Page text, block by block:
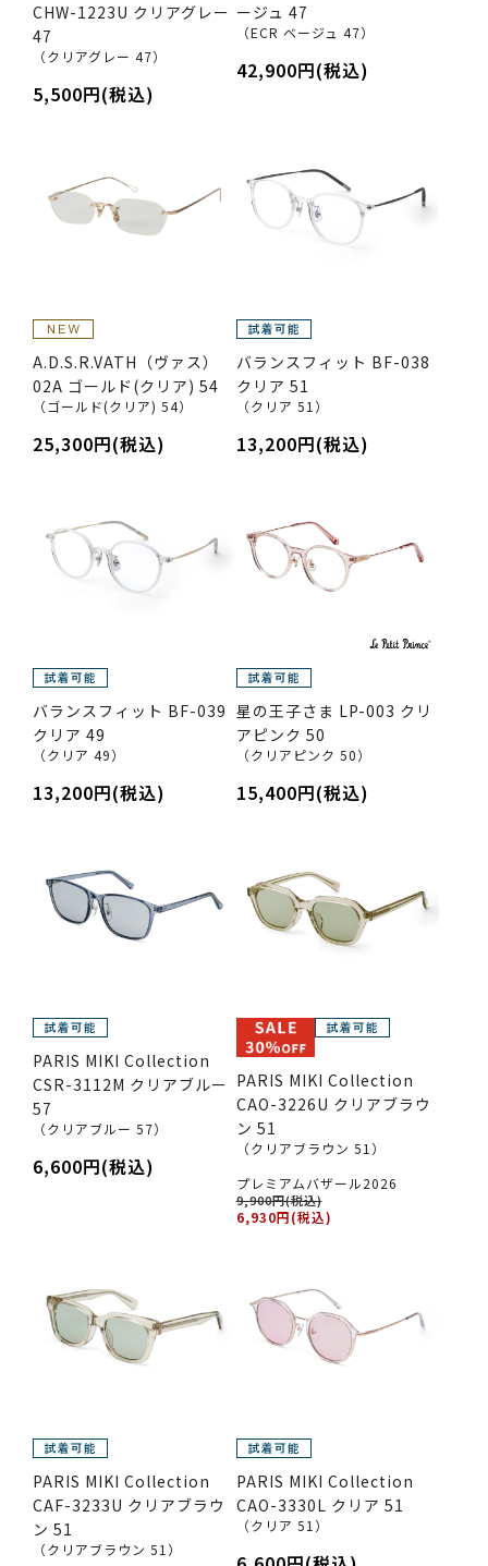
CHW-1223U クリアグレー
47
（クリアグレー 47）
5,500円(税込)
ージュ 47
（ECR ベージュ 47）
42,900円(税込)
A.D.S.R.VATH（ヴァス）
02A ゴールド(クリア) 54
（ゴールド(クリア) 54）
25,300円(税込)
バランスフィット BF-038
クリア 51
（クリア 51）
13,200円(税込)
バランスフィット BF-039
クリア 49
（クリア 49）
13,200円(税込)
星の王子さま LP-003 クリ
アピンク 50
（クリアピンク 50）
15,400円(税込)
PARIS MIKI Collection
CSR-3112M クリアブルー
57
（クリアブルー 57）
6,600円(税込)
PARIS MIKI Collection
CAO-3226U クリアブラウ
ン 51
（クリアブラウン 51）
プレミアムバザール2026
9,900円(税込)
6,930円(税込)
PARIS MIKI Collection
CAF-3233U クリアブラウ
ン 51
（クリアブラウン 51）
PARIS MIKI Collection
CAO-3330L クリア 51
（クリア 51）